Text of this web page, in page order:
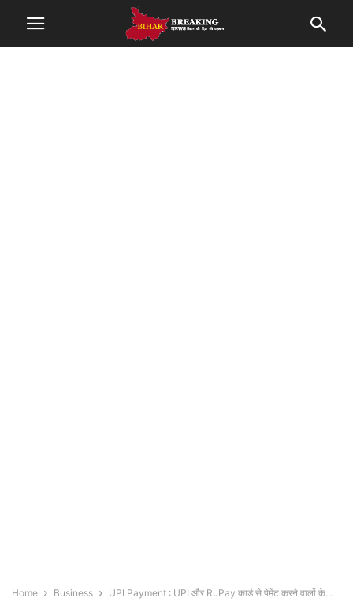
Home Business UPI Payment : UPI और RuPay कार्ड से पेमेंट करने वालों के...